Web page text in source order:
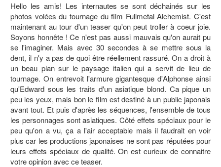
Hello les amis! Les internautes se sont déchainés sur les
photos volées du tournage du film Fullmetal Alchemist. C'est
maintenant au tour d'un teaser qu'on peut troller à coeur joie.
Soyons honnête ! Ce n'est pas aussi mauvais qu'on aurait pu
se l'imaginer. Mais avec 30 secondes à se mettre sous la
dent, il n'y a pas de quoi être réellement rassuré. On a droit à
un beau plan sur le paysage italien qui a servit de lieu de
tournage. On entrevoit l'armure gigantesque d'Alphonse ainsi
qu'Edward sous les traits d'un asiatique blond. Ca pique un
peu les yeux, mais bon le film est destiné à un public japonais
avant tout. Et puis d'après les séquences, l'ensemble de tous
les personnages sont asiatiques. Côté effets spéciaux pour le
peu qu'on a vu, ça a l'air acceptable mais il faudrait en voir
plus car les productions japonaises ne sont pas réputées pour
leurs effets spéciaux de qualité. On est curieux de connaitre
votre opinion avec ce teaser.